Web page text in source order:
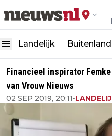
Landelijk Buitenland
Financieel inspirator
van Vrouw Nieuws
02 SEP 2019, 20:11•